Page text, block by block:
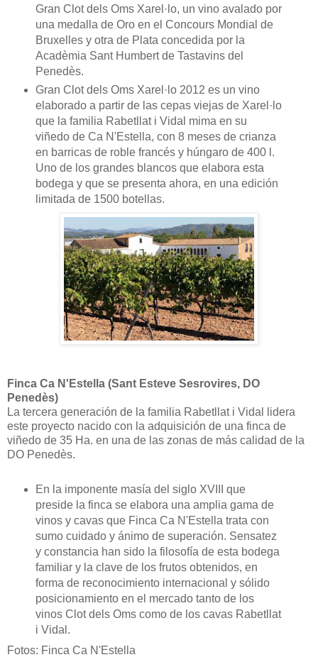
Gran Clot dels Oms Xarel·lo, un vino avalado por
una medalla de Oro en el Concours Mondial de
Bruxelles y otra de Plata concedida por la
Acadèmia Sant Humbert de Tastavins del
Penedès.
Gran Clot dels Oms Xarel·lo 2012 es un vino
elaborado a partir de las cepas viejas de Xarel·lo
que la familia Rabetllat i Vidal mima en su
viñedo de Ca N'Estella, con 8 meses de crianza
en barricas de roble francés y húngaro de 400 l.
Uno de los grandes blancos que elabora esta
bodega y que se presenta ahora, en una edición
limitada de 1500 botellas.
Finca Ca N'Estella (Sant Esteve Sesrovires, DO
Penedès)
La tercera generación de la familia Rabetllat i Vidal lidera
este proyecto nacido con la adquisición de una finca de
viñedo de 35 Ha. en una de las zonas de más calidad de la
DO Penedès.
En la imponente masía del siglo XVIII que
preside la finca se elabora una amplia gama de
vinos y cavas que Finca Ca N'Estella trata con
sumo cuidado y ánimo de superación. Sensatez
y constancia han sido la filosofía de esta bodega
familiar y la clave de los frutos obtenidos, en
forma de reconocimiento internacional y sólido
posicionamiento en el mercado tanto de los
vinos Clot dels Oms como de los cavas Rabetllat
i Vidal.
Fotos: Finca Ca N'Estella